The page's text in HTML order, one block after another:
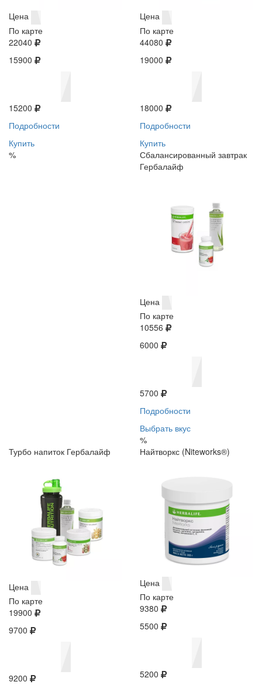
Цена
По карте
22040
15900
15200
Подробности
Купить
%
Цена
По карте
44080
19000
18000
Подробности
Купить
Сбалансированный завтрак
Гербалайф
Цена
По карте
10556
6000
5700
Подробности
Выбрать вкус
%
Турбо напиток Гербалайф
Цена
По карте
19900
9700
9200
Найтворкс (Niteworks®)
Цена
По карте
9380
5500
5200